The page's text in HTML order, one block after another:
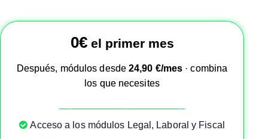
0€el primer mes
Después, módulos desde24,90 €/mes · combina
los que necesites
Acceso a los módulos Legal, Laboral y Fiscal